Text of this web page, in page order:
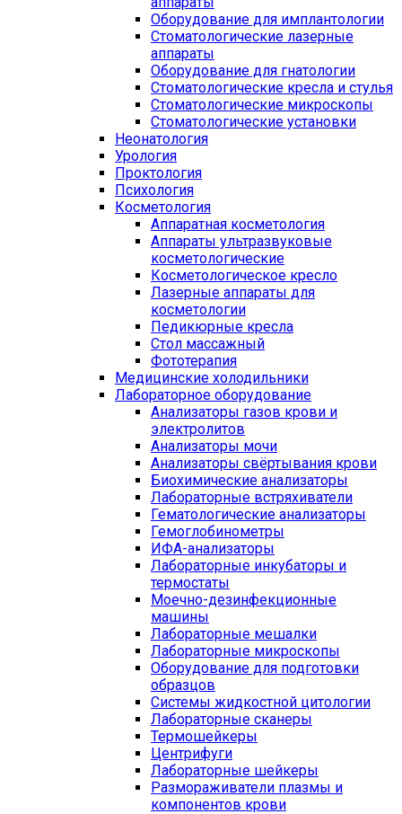
Оборудование для имплантологии
Стоматологические лазерные
аппараты
Оборудование для гнатологии
Стоматологические кресла и стулья
Стоматологические микроскопы
Стоматологические установки
Неонатология
Урология
Проктология
Психология
Косметология
Аппаратная косметология
Аппараты ультразвуковые
косметологические
Косметологическое кресло
Лазерные аппараты для
косметологии
Педикюрные кресла
Стол массажный
Фототерапия
Медицинские холодильники
Лабораторное оборудование
Анализаторы газов крови и
электролитов
Анализаторы мочи
Анализаторы свёртывания крови
Биохимические анализаторы
Лабораторные встряхиватели
Гематологические анализаторы
Гемоглобинометры
ИФА-анализаторы
Лабораторные инкубаторы и
термостаты
Моечно-дезинфекционные
машины
Лабораторные мешалки
Лабораторные микроскопы
Оборудование для подготовки
образцов
Системы жидкостной цитологии
Лабораторные сканеры
Термошейкеры
Центрифуги
Лабораторные шейкеры
Размораживатели плазмы и
компонентов крови